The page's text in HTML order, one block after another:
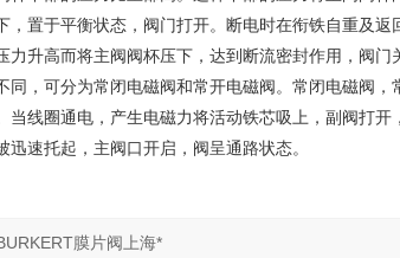
，置于平衡状态，阀门打开。断电时在衔铁自重及
力升高而将主阀阀杯压下，达到断流密封作用，阀门
同，可分为常闭电磁阀和常开电磁阀。常闭电磁阀
当线圈通电，产生电磁力将活动铁芯吸上，副阀打
迅速托起，主阀口开启，阀呈通路状态。